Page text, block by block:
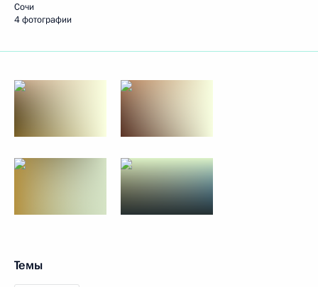
Сочи
4 фотографии
Темы